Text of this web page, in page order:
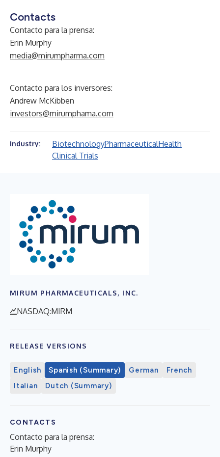
Contacts
Contacto para la prensa:
Erin Murphy
media@mirumpharma.com
Contacto para los inversores:
Andrew McKibben
investors@mirumphama.com
Industry: BiotechnologyPharmaceuticalHealth
Clinical Trials
MIRUM PHARMACEUTICALS, INC.
NASDAQ:MIRM
RELEASE VERSIONS
English Spanish (Summary) German
French
Italian
Dutch (Summary)
CONTACTS
Contacto para la prensa:
Erin Murphy